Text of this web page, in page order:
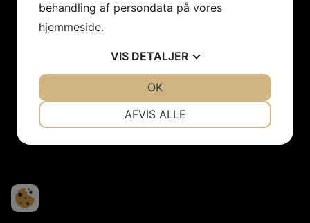
behandling af persondata på vores
hjemmeside.
VIS DETALJER
NØDVENDIGE PRÆFERENCER
AFVIS ALLE
OK